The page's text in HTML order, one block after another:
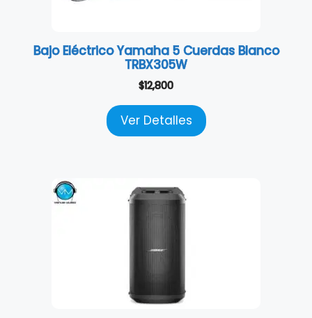
Bajo Eléctrico Yamaha 5 Cuerdas Blanco
TRBX305W
$12,800
Ver Detalles